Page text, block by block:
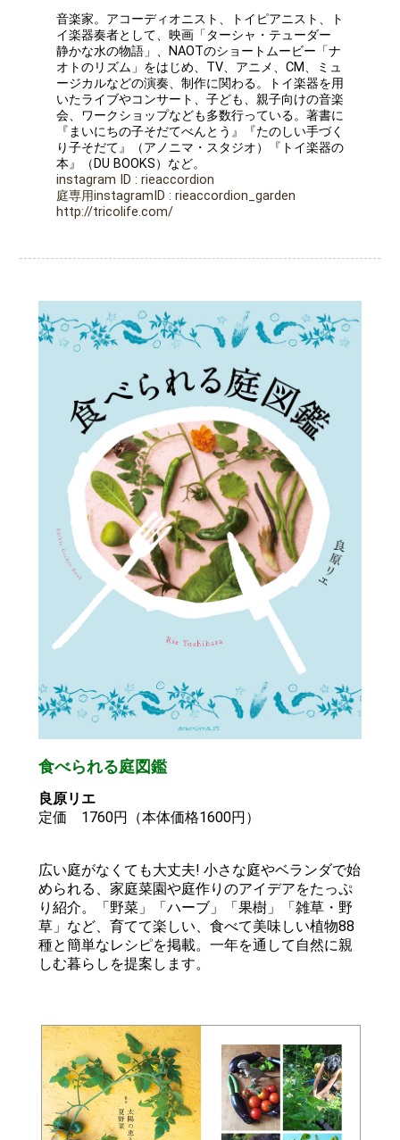
音楽家。アコーディオニスト、トイピアニスト、ト
イ楽器奏者として、映画「ターシャ・テューダー
静かな水の物語」、NAOTのショートムービー「ナ
オトのリズム」をはじめ、TV、アニメ、CM、ミュ
ージカルなどの演奏、制作に関わる。トイ楽器を用
いたライブやコンサート、子ども、親子向けの音楽
会、ワークショップなども多数行っている。著書に
『まいにちの子そだてべんとう』『たのしい手づく
り子そだて』（アノニマ・スタジオ）『トイ楽器の
本』（DU BOOKS）など。
instagram ID : rieaccordion
庭専用instagramID : rieaccordion_garden
http://tricolife.com/
食べられる庭図鑑
良原リエ
定価 1760円（本体価格1600円）
広い庭がなくても大丈夫! 小さな庭やベランダで始
められる、家庭菜園や庭作りのアイデアをたっぷ
り紹介。「野菜」「ハーブ」「果樹」「雑草・野
草」など、育てて楽しい、食べて美味しい植物88
種と簡単なレシピを掲載。一年を通して自然に親
しむ暮らしを提案します。